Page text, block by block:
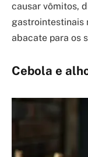
causar vômitos,
gastrointestinais
abacate para os
Cebola e